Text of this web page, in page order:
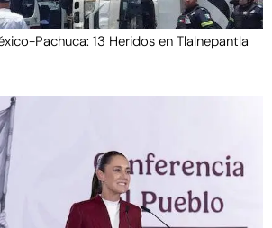
Pachuca: 13 Heridos en Tlalnepantla